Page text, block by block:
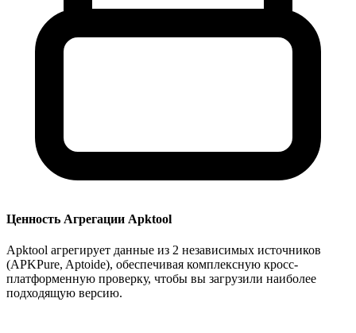
Ценность Агрегации Apktool
Apktool агрегирует данные из 2 независимых источников
(APKPure, Aptoide), обеспечивая комплексную кросс-
платформенную проверку, чтобы вы загрузили наиболее
подходящую версию.